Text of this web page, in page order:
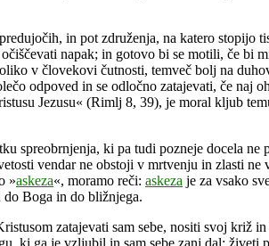
in pot združenja, na katero stopijo
napak; in gotovo bi se motili, če bi
v človekovi čutnosti, temveč bolj na
odpoved in se odločno zatajevati, če naj
Jezusu« (Rimlj 8, 39), je moral kljub
spreobrnjenja, ki pa tudi pozneje docela ne
vendar ne obstoji v mrtvenju in zlasti ne
»askeza«, moramo reči: askeza je za vsako
do Boga in do bližnjega.
zatajevati sam sebe, nositi svoj križ
ki ga je vzljubil in sam sebe zanj dal; živeti